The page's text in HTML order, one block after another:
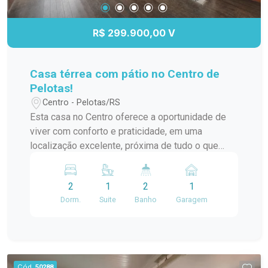
Banheira; Ambientes amplos e bem distribuídos;
Ampla sacada; Hidromassagem; Localizada em
condomínio, oferecendo mais segurança e
conhecer de perto essa incrível oportunidade. Um
imóvel pensado para quem valoriza conforto,
R$ 299.900,00 V
Casa térrea com pátio no Centro de
Pelotas!
Centro - Pelotas/RS
Esta casa no Centro oferece a oportunidade de
viver com conforto e praticidade, em uma
localização excelente, próxima de tudo o que
conta com um pátio, algo cada vez mais raro no
Centro da cidade! Características do imóvel: 02
dormitórios, sendo 1 suíte com closet,
com ambientes integrados para maior
2
Dorm.
1
Suite
2
Banho
1
Garagem